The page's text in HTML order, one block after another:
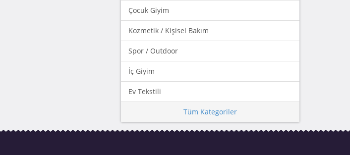
Çocuk Giyim
Kozmetik / Kişisel Bakım
Spor / Outdoor
İç Giyim
Ev Tekstili
Tüm Kategoriler